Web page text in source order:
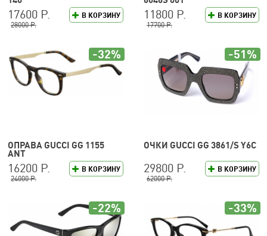
В КОРЗИНУ
17600 Р.
28000 Р.
В КОРЗИНУ
11800 Р.
17700 Р.
ОПРАВА GUCCI GG 1155
ANT
В КОРЗИНУ
16200 Р.
24000 Р.
-32%
ОЧКИ GUCCI GG 3861/S Y6C
В КОРЗИНУ
29800 Р.
62000 Р.
-51%
-22% -33%